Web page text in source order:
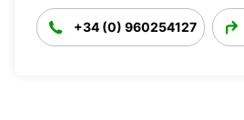
+34 (0) 960254127